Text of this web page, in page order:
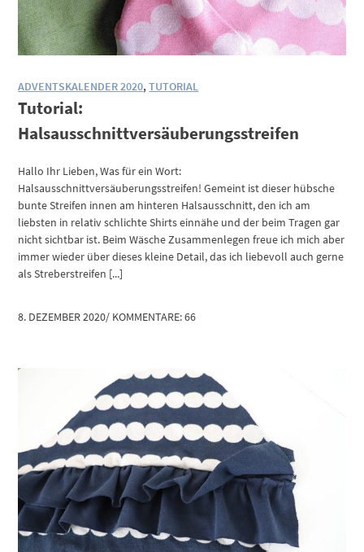
ADVENTSKALENDER 2020,TUTORIAL
Tutorial:
Halsausschnittversäuberungsstreifen
Hallo Ihr Lieben, Was für ein Wort:
Halsausschnittversäuberungsstreifen! Gemeint ist dieser hübsche
bunte Streifen innen am hinteren Halsausschnitt, den ich am
liebsten in relativ schlichte Shirts einnähe und der beim Tragen gar
nicht sichtbar ist. Beim Wäsche Zusammenlegen freue ich mich aber
immer wieder über dieses kleine Detail, das ich liebevoll auch gerne
als Streberstreifen [...]
8. DEZEMBER 2020/ KOMMENTARE: 66